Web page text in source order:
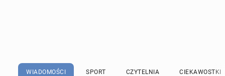
WIADOMOŚCI SPORT CZYTELNIA CIEKAWOSTKI